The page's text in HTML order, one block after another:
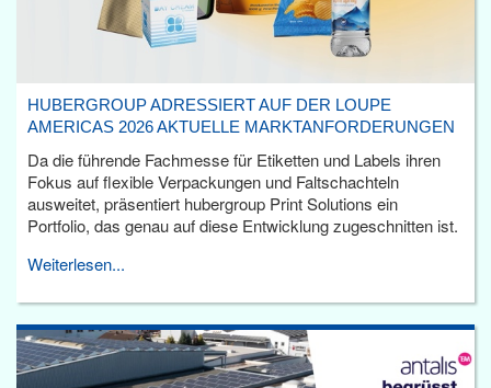
HUBERGROUP ADRESSIERT AUF DER LOUPE
AMERICAS 2026 AKTUELLE MARKTANFORDERUNGEN
Da die führende Fachmesse für Etiketten und Labels ihren
Fokus auf flexible Verpackungen und Faltschachteln
ausweitet, präsentiert hubergroup Print Solutions ein
Portfolio, das genau auf diese Entwicklung zugeschnitten ist.
Weiterlesen...